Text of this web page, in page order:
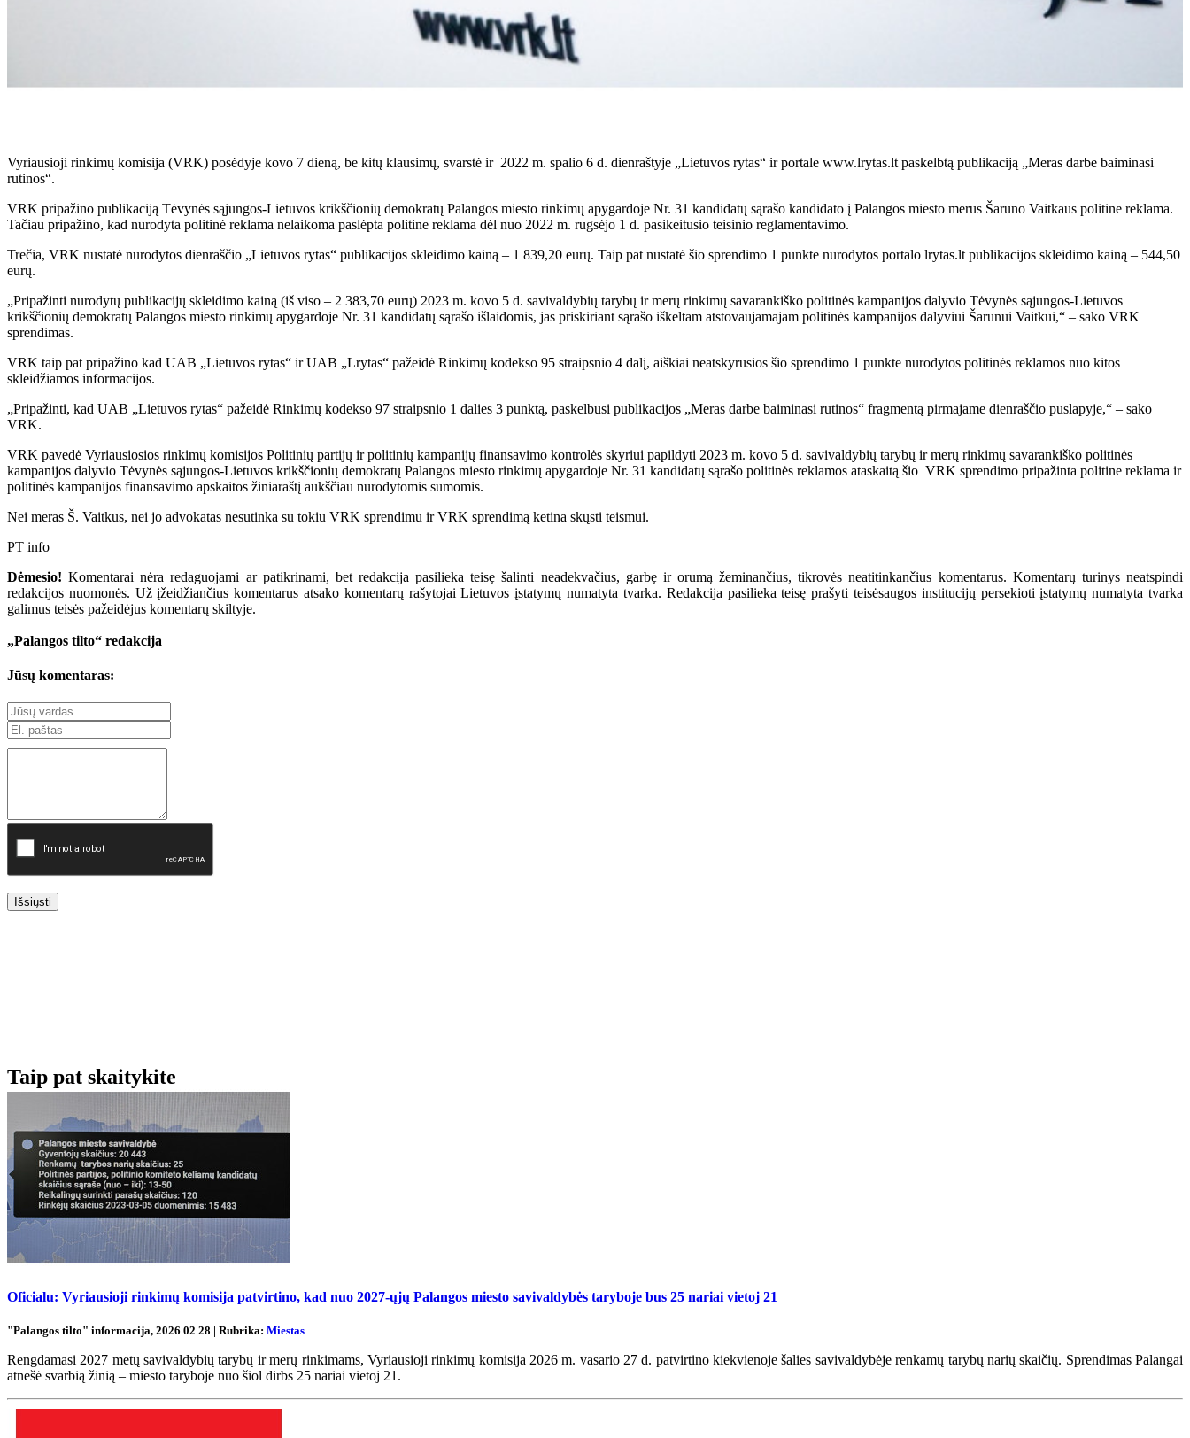
Vyriausioji rinkimų komisija (VRK) posėdyje kovo 7 dieną, be kitų klausimų, svarstė ir 2022 m. spalio 6 d. dienraštyje „Lietuvos rytas“ ir portale www.lrytas.lt paskelbtą publikaciją „Meras darbe baiminasi
rutinos“.
VRK pripažino publikaciją Tėvynės sąjungos-Lietuvos krikščionių demokratų Palangos miesto rinkimų apygardoje Nr. 31 kandidatų sąrašo kandidato į Palangos miesto merus Šarūno Vaitkaus politine reklama.
Tačiau pripažino, kad nurodyta politinė reklama nelaikoma paslėpta politine reklama dėl nuo 2022 m. rugsėjo 1 d. pasikeitusio teisinio reglamentavimo.
Trečia, VRK nustatė nurodytos dienraščio „Lietuvos rytas“ publikacijos skleidimo kainą – 1 839,20 eurų. Taip pat nustatė šio sprendimo 1 punkte nurodytos portalo lrytas.lt publikacijos skleidimo kainą – 544,50
eurų.
„Pripažinti nurodytų publikacijų skleidimo kainą (iš viso – 2 383,70 eurų) 2023 m. kovo 5 d. savivaldybių tarybų ir merų rinkimų savarankiško politinės kampanijos dalyvio Tėvynės sąjungos-Lietuvos
krikščionių demokratų Palangos miesto rinkimų apygardoje Nr. 31 kandidatų sąrašo išlaidomis, jas priskiriant sąrašo iškeltam atstovaujamajam politinės kampanijos dalyviui Šarūnui Vaitkui,“ – sako VRK
sprendimas.
VRK taip pat pripažino kad UAB „Lietuvos rytas“ ir UAB „Lrytas“ pažeidė Rinkimų kodekso 95 straipsnio 4 dalį, aiškiai neatskyrusios šio sprendimo 1 punkte nurodytos politinės reklamos nuo kitos
skleidžiamos informacijos.
„Pripažinti, kad UAB „Lietuvos rytas“ pažeidė Rinkimų kodekso 97 straipsnio 1 dalies 3 punktą, paskelbusi publikacijos „Meras darbe baiminasi rutinos“ fragmentą pirmajame dienraščio puslapyje,“ – sako
VRK.
VRK pavedė Vyriausiosios rinkimų komisijos Politinių partijų ir politinių kampanijų finansavimo kontrolės skyriui papildyti 2023 m. kovo 5 d. savivaldybių tarybų ir merų rinkimų savarankiško politinės
kampanijos dalyvio Tėvynės sąjungos-Lietuvos krikščionių demokratų Palangos miesto rinkimų apygardoje Nr. 31 kandidatų sąrašo politinės reklamos ataskaitą šio VRK sprendimo pripažinta politine reklama ir
politinės kampanijos finansavimo apskaitos žiniaraštį aukščiau nurodytomis sumomis.
Nei meras Š. Vaitkus, nei jo advokatas nesutinka su tokiu VRK sprendimu ir VRK sprendimą ketina skųsti teismui.
PT info
Dėmesio! Komentarai nėra redaguojami ar patikrinami, bet redakcija pasilieka teisę šalinti neadekvačius, garbę ir orumą žeminančius, tikrovės neatitinkančius komentarus. Komentarų turinys neatspindi
redakcijos nuomonės. Už įžeidžiančius komentarus atsako komentarų rašytojai Lietuvos įstatymų numatyta tvarka. Redakcija pasilieka teisę prašyti teisėsaugos institucijų persekioti įstatymų numatyta tvarka
galimus teisės pažeidėjus komentarų skiltyje.
„Palangos tilto“ redakcija
Jūsų komentaras:
Išsiųsti
Taip pat skaitykite
Oficialu: Vyriausioji rinkimų komisija patvirtino, kad nuo 2027-ųjų Palangos miesto savivaldybės taryboje bus 25 nariai vietoj 21
"Palangos tilto" informacija, 2026 02 28 | Rubrika: Miestas
Rengdamasi 2027 metų savivaldybių tarybų ir merų rinkimams, Vyriausioji rinkimų komisija 2026 m. vasario 27 d. patvirtino kiekvienoje šalies savivaldybėje renkamų tarybų narių skaičių. Sprendimas Palangai
atnešė svarbią žinią – miesto taryboje nuo šiol dirbs 25 nariai vietoj 21.